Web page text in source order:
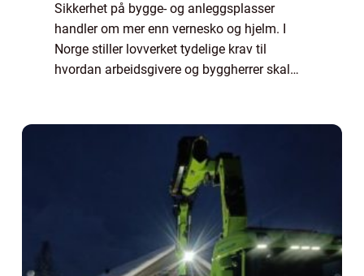
Sikkerhet på bygge- og anleggsplasser
handler om mer enn vernesko og hjelm. I
Norge stiller lovverket tydelige krav til
hvordan arbeidsgivere og byggherrer skal